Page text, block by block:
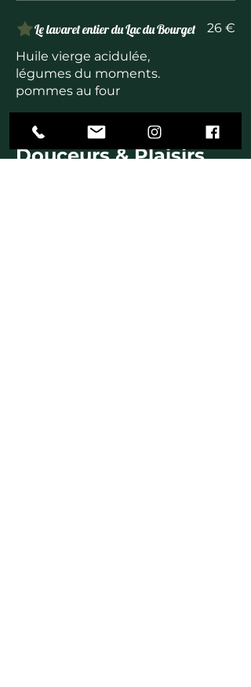
Le lavaret entier du Lac du Bourget
Huile vierge acidulée,
légumes du moments.
pommes au four
26 €
Douceurs & Plaisirs